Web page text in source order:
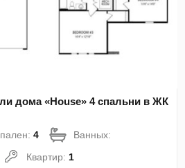
дома «House» 4 спальни в ЖК
4
Ванных:
Квартир: 1